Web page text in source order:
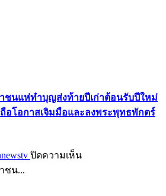
ได้
ชนแห่ทำบุญส่งท้ายปีเก่าต้อนรับปีใหม่
อโอกาสเจิมมือและลงพระพุทธพักตร์
ปิดความเห็นบน
ชน...